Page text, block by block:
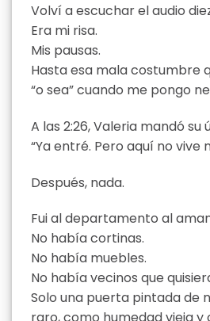
Volví a escuchar el audio
Era mi risa.
Mis pausas.
Hasta esa mala costumbre
“o sea” cuando me pongo
A las 2:26, Valeria mandó su
“Ya entré. Pero aquí no vive
Después, nada.
Fui al departamento al
No había cortinas.
No había muebles.
No había vecinos que
Solo una puerta pintada de